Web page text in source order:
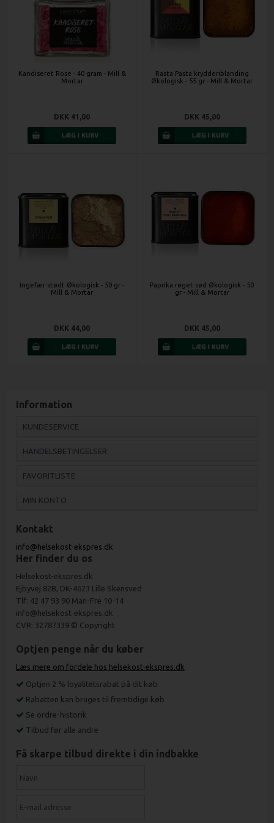
Kandiseret Rose - 40 gram - Mill &
Mortar
DKK 41,00
Rasta Pasta krydderiblanding
Økologisk - 55 gr - Mill & Mortar
DKK 45,00
Ingefær stødt Økologisk - 50 gr -
Mill & Mortar
DKK 44,00
Paprika røget sød Økologisk - 50
gr - Mill & Mortar
DKK 45,00
Information
KUNDESERVICE
HANDELSBETINGELSER
FAVORITLISTE
MIN KONTO
Kontakt
info@helsekost-ekspres.dk
Her finder du os
Helsekost-ekspres.dk
Ejbyvej 82B, DK-4623 Lille Skensved
Tlf: 42 47 93 90 Man-Fre 10-14
info@helsekost-ekspres.dk
CVR: 32787339 © Copyright
Optjen penge når du køber
Læs mere om fordele hos helsekost-ekspres.dk
Optjen 2 % loyalitetsrabat på dit køb
Rabatten kan bruges til fremtidige køb
Se ordre-historik
Tilbud før alle andre
Få skarpe tilbud direkte i din indbakke